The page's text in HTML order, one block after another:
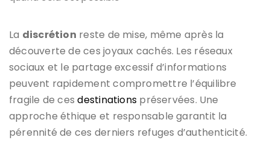
La discrétion reste de mise, même après la
découverte de ces joyaux cachés. Les réseaux
sociaux et le partage excessif d’informations
peuvent rapidement compromettre l’équilibre
fragile de cesdestinations préservées. Une
approche éthique et responsable garantit la
pérennité de ces derniers refuges d’authenticité.